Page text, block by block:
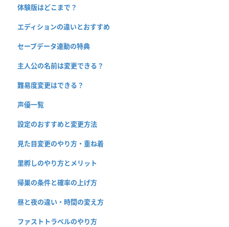
体験版はどこまで？
エディションの違いとおすすめ
セーブデータ連動の特典
主人公の名前は変更できる？
難易度変更はできる？
声優一覧
設定のおすすめと変更方法
見た目変更のやり方・重ね着
里孵しのやり方とメリット
帰巣の条件と確率の上げ方
昼と夜の違い・時間の変え方
ファストトラベルのやり方